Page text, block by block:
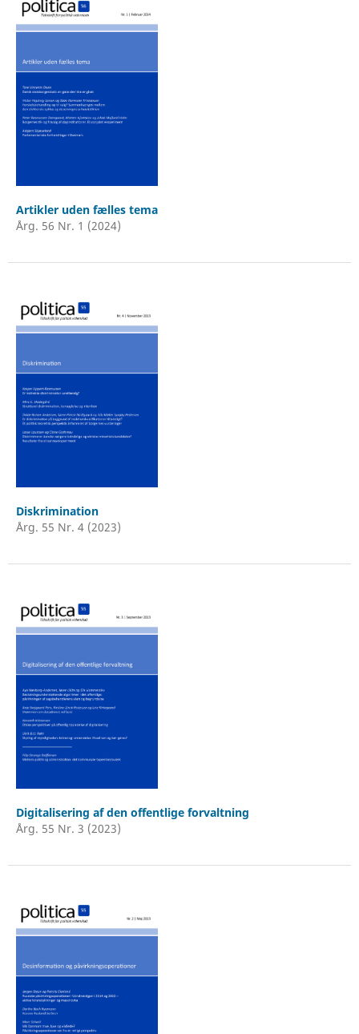
Artikler uden fælles tema
Årg. 56 Nr. 1 (2024)
Diskrimination
Årg. 55 Nr. 4 (2023)
Digitalisering af den offentlige forvaltning
Årg. 55 Nr. 3 (2023)